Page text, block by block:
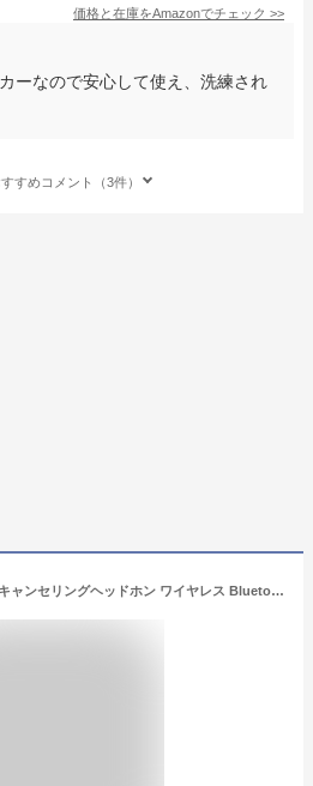
価格と在庫をAmazonでチェック >>
ーなので安心して使え、洗練され
すめコメント（3件）
Srhythm NC35 ノイズキャンセリングヘッドホン ワイヤレス Bluetooth 5.3 ヘッドホン 急速充電 オーバーイヤー型 ヘッドフォン 超軽量 マイク付き 重低音 50時間音楽再生 折りたたみ式（グリーン）